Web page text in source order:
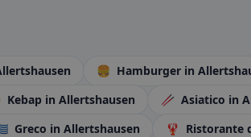
🍔 Hamburger in
Kebap in Allertshausen 🥢 Asiatico in
Greco in Allertshausen 🦞 Ristorante